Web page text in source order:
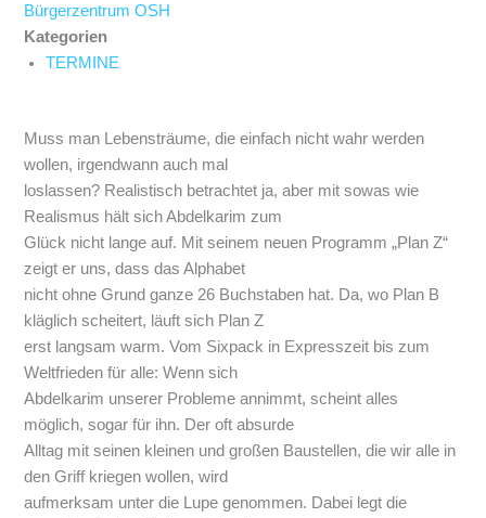
Bürgerzentrum OSH
Kategorien
TERMINE
Muss man Lebensträume, die einfach nicht wahr werden
wollen, irgendwann auch mal
loslassen? Realistisch betrachtet ja, aber mit sowas wie
Realismus hält sich Abdelkarim zum
Glück nicht lange auf. Mit seinem neuen Programm „Plan Z“
zeigt er uns, dass das Alphabet
nicht ohne Grund ganze 26 Buchstaben hat. Da, wo Plan B
kläglich scheitert, läuft sich Plan Z
erst langsam warm. Vom Sixpack in Expresszeit bis zum
Weltfrieden für alle: Wenn sich
Abdelkarim unserer Probleme annimmt, scheint alles
möglich, sogar für ihn. Der oft absurde
Alltag mit seinen kleinen und großen Baustellen, die wir alle in
den Griff kriegen wollen, wird
aufmerksam unter die Lupe genommen. Dabei legt die